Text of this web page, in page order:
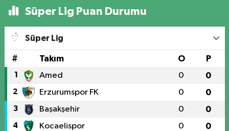
Süper Lig Puan Durumu
Süper Lig
# Takım O P
1 Amed 0 0
2 Erzurumspor FK 0 0
3 Başakşehir 0 0
4 Kocaelispor 0 0